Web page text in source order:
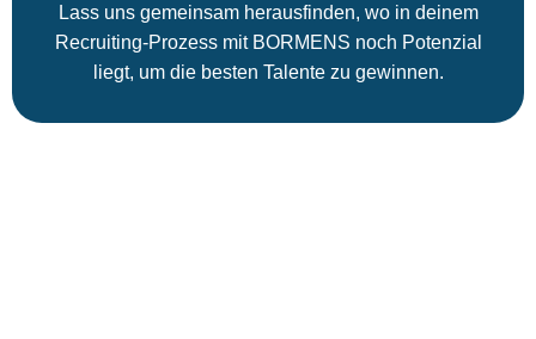
Lass uns gemeinsam herausfinden, wo in deinem
Recruiting-Prozess mit BORMENS noch Potenzial
liegt, um die besten Talente zu gewinnen.